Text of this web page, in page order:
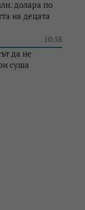
долара по
на децата
10:58
да не
суша